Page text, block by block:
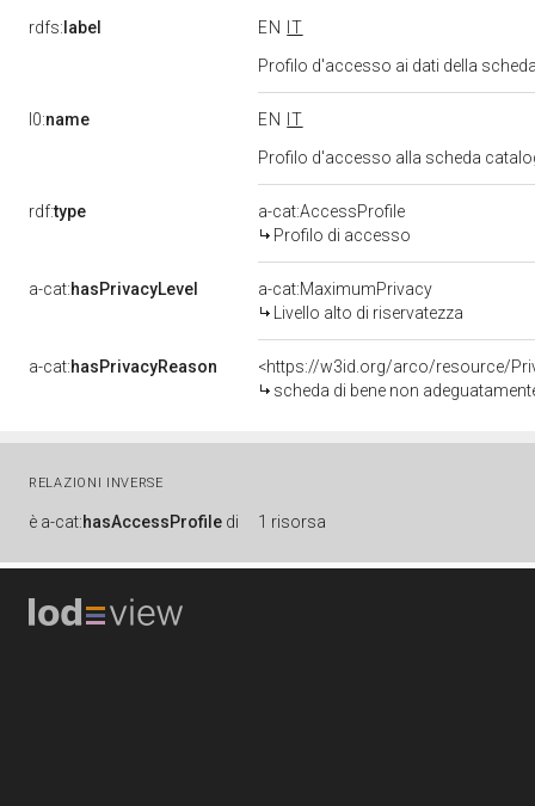
rdfs: label EN
IT
Profilo d'accesso ai dati della
l0:name EN
IT
Profilo d'accesso alla scheda
rdf:type
a-cat:AccessProfile
Profilo di accesso
a-cat:hasPrivacyLevel
a-cat:MaximumPrivacy
Livello alto di riservatezza
a-cat:hasPrivacyReason
<https://w3id.org/arco/resource/
scheda di bene non
RELAZIONI INVERSE
è a-cat:hasAccessProfile di 1 risorsa